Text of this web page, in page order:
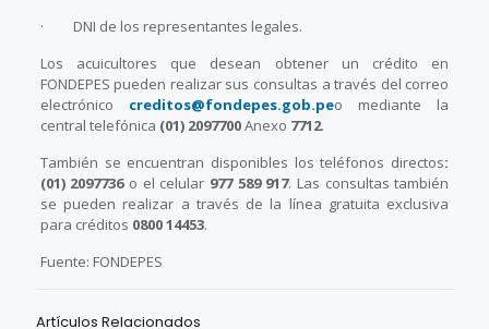
· DNI de los representantes legales.
Los acuicultores que desean obtener un crédito en
FONDEPES pueden realizar sus consultas a través del correo
electrónico creditos@fondepes.gob.peo mediante la
central telefónica (01) 2097700Anexo 7712.
También se encuentran disponibles los teléfonos directos:
(01) 2097736o el celular 977 589 917. Las consultas también
se pueden realizar a través de la línea gratuita exclusiva
para créditos 0800 14453.
Fuente: FONDEPES
Artículos Relacionados